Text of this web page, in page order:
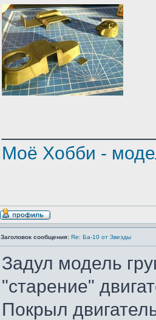
Моё Хобби -
Заголовок сообщения: Re: Ба-10 от Звезды
Задул модель
"старение"
Покрыл